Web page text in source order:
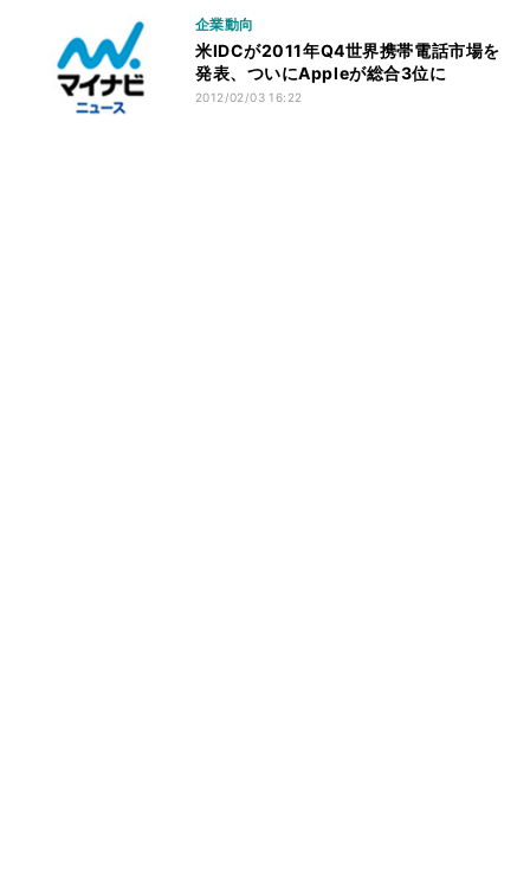
企業動向
米IDCが2011年Q4世界携帯電話市場を
発表、ついにAppleが総合3位に
2012/02/03 16:22